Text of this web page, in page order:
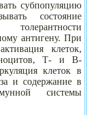
субпопуляцию
состояние
антигену. При
клеток,
Т- и В-
клеток в
и содержание в
системы